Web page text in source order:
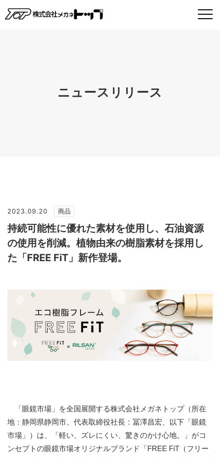
ニュースリリース
2023.09.20 商品
持続可能性に優れた素材を使用し、石油資源
の使用を削減。植物由来の樹脂素材を採用し
た「FREE FiT」新作登場。
「眼鏡市場」を全国展開する株式会社メガネトップ（所在
地：静岡県静岡市、代表取締役社長：冨澤昌宏、以下「眼鏡
市場」）は、「軽い、ズレにくい、驚きのかけ心地。」がコ
ンセプトの眼鏡市場オリジナルブランド「FREE FiT（フリー